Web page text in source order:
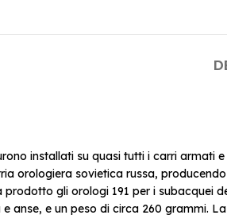
installati su quasi tutti i carri armati
orologiera sovietica russa,
prodotto gli orologi 191 per i subacquei
anse, e un peso di circa 260 grammi.